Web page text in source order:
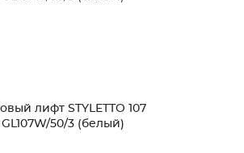
лифт STYLETTO 107
GL107W/50/3 (белый)